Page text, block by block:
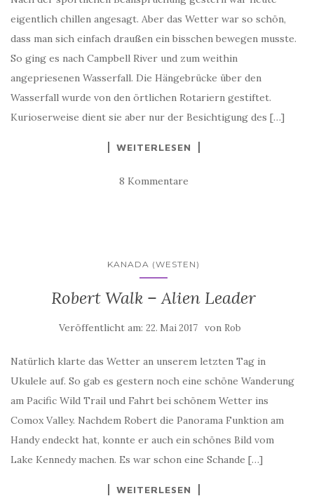
eigentlich chillen angesagt. Aber das Wetter war so schön,
dass man sich einfach draußen ein bisschen bewegen musste.
So ging es nach Campbell River und zum weithin
angepriesenen Wasserfall. Die Hängebrücke über den
Wasserfall wurde von den örtlichen Rotariern gestiftet.
Kurioserweise dient sie aber nur der Besichtigung des […]
WEITERLESEN
8 Kommentare
KANADA (WESTEN)
Robert Walk – Alien Leader
Veröffentlicht am: 22. Mai 2017 von Rob
Natürlich klarte das Wetter an unserem letzten Tag in
Ukulele auf. So gab es gestern noch eine schöne Wanderung
am Pacific Wild Trail und Fahrt bei schönem Wetter ins
Comox Valley. Nachdem Robert die Panorama Funktion am
Handy endeckt hat, konnte er auch ein schönes Bild vom
Lake Kennedy machen. Es war schon eine Schande […]
WEITERLESEN